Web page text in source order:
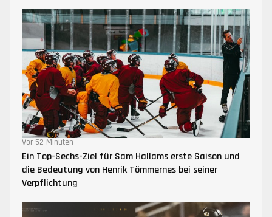
Vor 52 Minuten
Ein Top-Sechs-Ziel für Sam Hallams erste Saison und
die Bedeutung von Henrik Tömmernes bei seiner
Verpflichtung